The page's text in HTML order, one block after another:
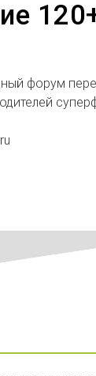
форум